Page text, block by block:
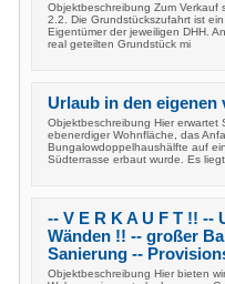
Objektbeschreibung Zum Verkauf
2.2. Die Grundstückszufahrt ist
Eigentümer der jeweiligen DHH.
real geteilten Grundstück mi
Urlaub in den eigenen
Objektbeschreibung Hier erwartet
ebenerdiger Wohnfläche, das
Bungalowdoppelhaushälfte auf
Südterrasse erbaut wurde. Es
-- V E R K A U F T !! --
Wänden !! -- großer
Sanierung --
Objektbeschreibung Hier bieten